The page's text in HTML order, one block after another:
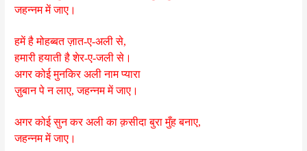
जहन्नम में जाए।
हमें है मोहब्बत ज़ात-ए-अली से,
हमारी हयाती है शेर-ए-जली से।
अगर कोई मुनकिर अली नाम प्यारा
ज़ुबान पे न लाए, जहन्नम में जाए।
अगर कोई सुन कर अली का क़सीदा बुरा मुँह बनाए,
जहन्नम में जाए।